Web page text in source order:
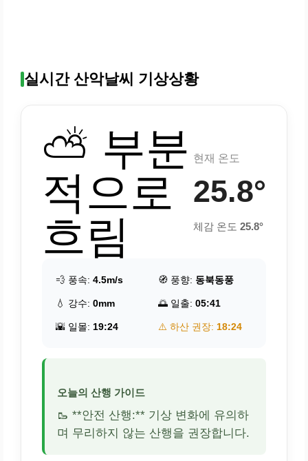
실시간 산악날씨 기상상황
⛅ 부분
적으로
흐림
현재 온도
25.8°
체감 온도 25.8°
💨 풍속: 4.5m/s 🧭 풍향: 동북동풍
💧 강수: 0mm 🌅 일출: 05:41
🌇 일몰: 19:24 ⚠️ 하산 권장: 18:24
오늘의 산행 가이드
🥾 **안전 산행:** 기상 변화에 유의하
며 무리하지 않는 산행을 권장합니다.